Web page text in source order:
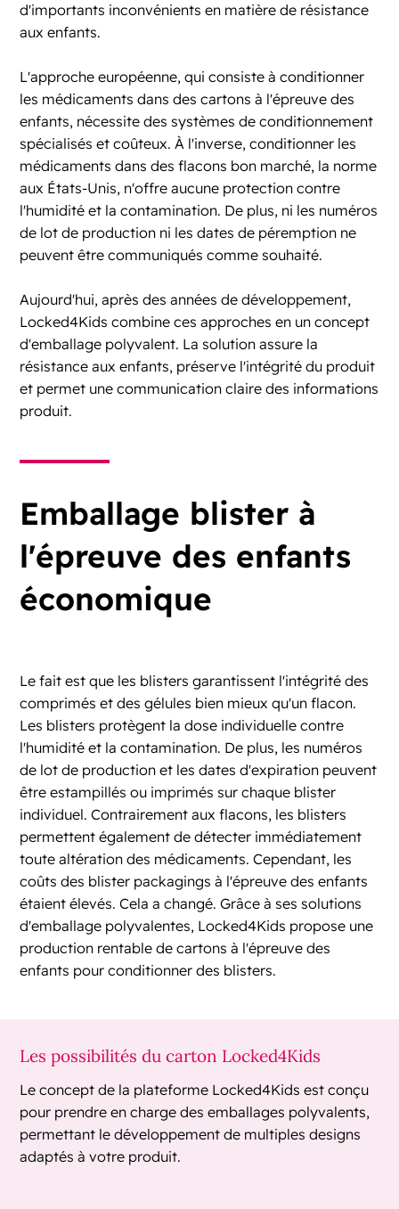
d'importants inconvénients en matière de résistance
aux enfants.
L'approche européenne, qui consiste à conditionner
les médicaments dans des cartons à l'épreuve des
enfants, nécessite des systèmes de conditionnement
spécialisés et coûteux. À l'inverse, conditionner les
médicaments dans des flacons bon marché, la norme
aux États-Unis, n'offre aucune protection contre
l'humidité et la contamination. De plus, ni les numéros
de lot de production ni les dates de péremption ne
peuvent être communiqués comme souhaité.
Aujourd'hui,après des années de développement,
Locked4Kids combine ces approches en un concept
d'emballage polyvalent. La solution assure la
résistance aux enfants, préserve l'intégrité du produit
et permet une communication claire des informations
produit.
Emballage blister à
l'épreuve des enfants
économique
Le fait est que les blisters garantissent l'intégrité des
comprimés et des gélules bien mieux qu'un flacon.
Les blisters protègent la dose individuelle contre
l'humidité et la contamination. De plus, les numéros
de lot de production et les dates d'expiration peuvent
être estampillés ou imprimés sur chaque blister
individuel. Contrairement aux flacons, les blisters
permettent également de détecter immédiatement
toute altération des médicaments. Cependant, les
coûts des blister packagings à l'épreuve des enfants
étaient élevés. Cela a changé. Grâce à ses solutions
d'emballage polyvalentes, Locked4Kids propose une
production rentable de cartons à l'épreuve des
enfants pour conditionner des blisters.
Les possibilités du carton Locked4Kids
Le concept de la plateforme Locked4Kids est conçu
pour prendre en charge des emballages polyvalents,
permettant le développement de multiples designs
adaptés à votre produit.